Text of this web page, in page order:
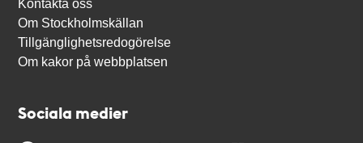
Kontakta oss
Om Stockholmskällan
Tillgänglighetsredogörelse
Om kakor på webbplatsen
Sociala medier